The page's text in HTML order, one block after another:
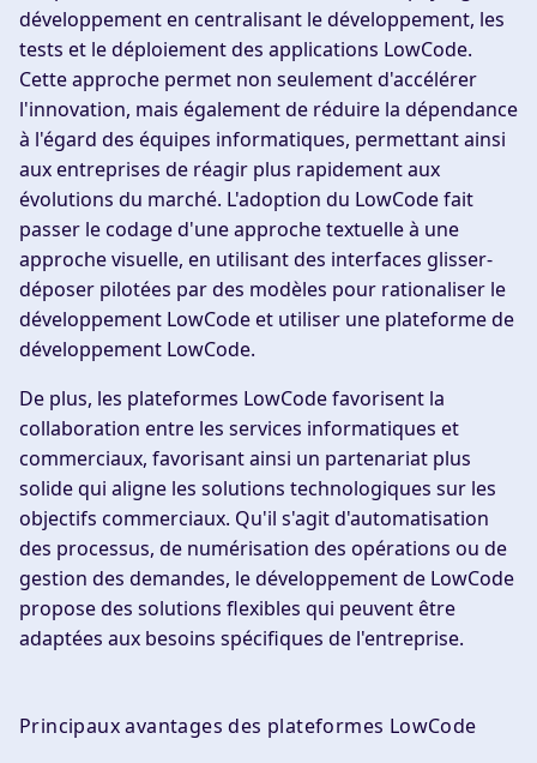
développement en centralisant le développement, les
tests et le déploiement des applications LowCode.
Cette approche permet non seulement d'accélérer
l'innovation, mais également de réduire la dépendance
à l'égard des équipes informatiques, permettant ainsi
aux entreprises de réagir plus rapidement aux
évolutions du marché. L'adoption du LowCode fait
passer le codage d'une approche textuelle à une
approche visuelle, en utilisant des interfaces glisser-
déposer pilotées par des modèles pour rationaliser le
développement LowCode et utiliser une plateforme de
développement LowCode.
De plus, les plateformes LowCode favorisent la
collaboration entre les services informatiques et
commerciaux, favorisant ainsi un partenariat plus
solide qui aligne les solutions technologiques sur les
objectifs commerciaux. Qu'il s'agit d'automatisation
des processus, de numérisation des opérations ou de
gestion des demandes, le développement de LowCode
propose des solutions flexibles qui peuvent être
adaptées aux besoins spécifiques de l'entreprise.
Principaux avantages des plateformes LowCode